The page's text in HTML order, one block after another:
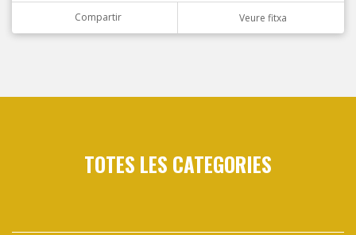
Compartir Veure fitxa
TOTES LES CATEGORIES